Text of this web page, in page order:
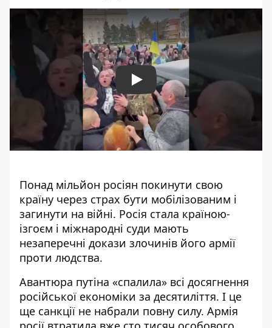
Play
Понад мільйон росіян покинути свою
країну через страх бути мобілізованим і
загинути на війні. Росія стала країною-
ізгоєм і міжнародні суди мають
незаперечні докази злочинів його армії
проти людства.
Авантюра путіна «спалила» всі досягнення
російської економіки за десятиліття. І це
ще санкції не набрали повну силу. Армія